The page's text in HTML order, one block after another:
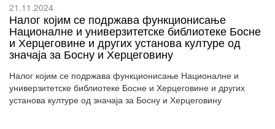
21.11.2024
Налог којим се подржава функционисање
Националне и универзитетске библиотеке Босне
и Херцеговине и других установа културе од
значаја за Босну и Херцеговину
Налог којим се подржава функционисање Националне и
универзитетске библиотеке Босне и Херцеговине и других
установа културе од значаја за Босну и Херцеговину